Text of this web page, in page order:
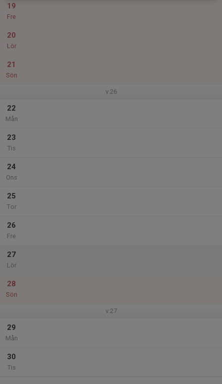
19
Fre
20
Lör
21
Sön
v.26
22
Mån
23
Tis
24
Ons
25
Tor
26
Fre
27
Lör
28
Sön
v.27
29
Mån
30
Tis